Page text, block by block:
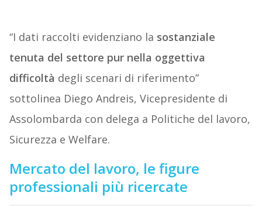
“I dati raccolti evidenziano la sostanziale
tenuta del settore pur nella oggettiva
difficoltà degli scenari di riferimento”
sottolinea Diego Andreis, Vicepresidente di
Assolombarda con delega a Politiche del lavoro,
Sicurezza e Welfare.
Mercato del lavoro, le figure
professionali più ricercate